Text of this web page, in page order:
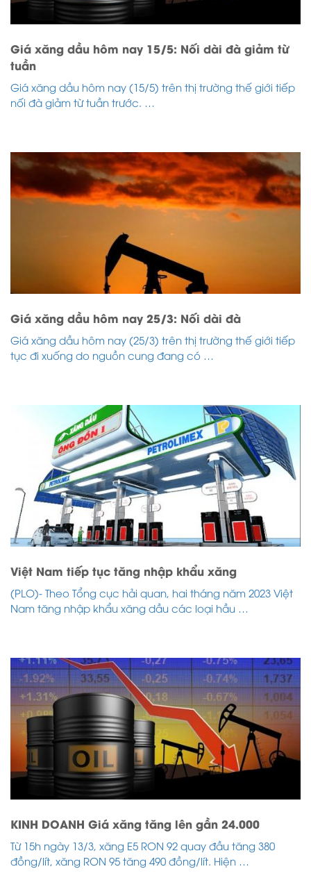
Giá xăng dầu hôm nay 15/5: Nối dài đà giảm từ
tuần
Giá xăng dầu hôm nay (15/5) trên thị trường thế giới tiếp
nối đà giảm từ tuần trước. …
Giá xăng dầu hôm nay 25/3: Nối dài đà
Giá xăng dầu hôm nay (25/3) trên thị trường thế giới tiếp
tục đi xuống do nguồn cung đang có …
Việt Nam tiếp tục tăng nhập khẩu xăng
(PLO)- Theo Tổng cục hải quan, hai tháng năm 2023 Việt
Nam tăng nhập khẩu xăng dầu các loại hầu …
KINH DOANH Giá xăng tăng lên gần 24.000
Từ 15h ngày 13/3, xăng E5 RON 92 quay đầu tăng 380
đồng/lít, xăng RON 95 tăng 490 đồng/lít. Hiện …